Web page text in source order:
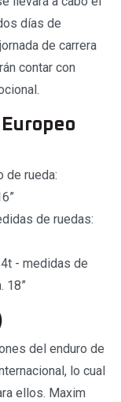
días de
de carrera
contar con
de rueda:
de ruedas:
- medidas de
18”
del enduro de
lo cual
ellos. Maxim